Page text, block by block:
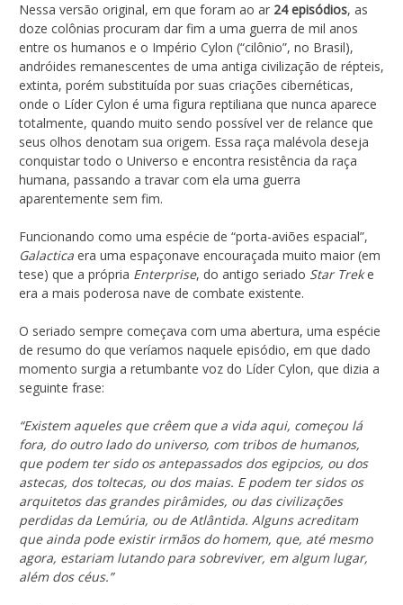
Nessa versão original, em que foram ao ar 24 episódios, as
doze colônias procuram dar fim a uma guerra de mil anos
entre os humanos e o Império Cylon (“cilônio”, no Brasil),
andróides remanescentes de uma antiga civilização de répteis,
extinta, porém substituída por suas criações cibernéticas,
onde o Líder Cylon é uma figura reptiliana que nunca aparece
totalmente, quando muito sendo possível ver de relance que
seus olhos denotam sua origem. Essa raça malévola deseja
conquistar todo o Universo e encontra resistência da raça
humana, passando a travar com ela uma guerra
aparentemente sem fim.
Funcionando como uma espécie de “porta-aviões espacial”,
Galactica era uma espaçonave encouraçada muito maior (em
tese) que a própria Enterprise, do antigo seriado Star Treke
era a mais poderosa nave de combate existente.
O seriado sempre começava com uma abertura, uma espécie
de resumo do que veríamos naquele episódio, em que dado
momento surgia a retumbante voz do Líder Cylon, que dizia a
seguinte frase:
“Existem aqueles que crêem que a vida aqui, começou lá
fora, do outro lado do universo, com tribos de humanos,
que podem ter sido os antepassados dos egipcios, ou dos
astecas, dos toltecas, ou dos maias. E podem ter sidos os
arquitetos das grandes pirâmides, ou das civilizações
perdidas da Lemúria, ou de Atlântida. Alguns acreditam
que ainda pode existir irmãos do homem, que, até mesmo
agora, estariam lutando para sobreviver, em algum lugar,
além dos céus.”